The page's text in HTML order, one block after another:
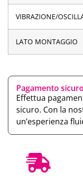
VIBRAZIONE/
LATO MONTAGGIO
Pagamento
Effettua
sicuro. Con la
un’esperienza